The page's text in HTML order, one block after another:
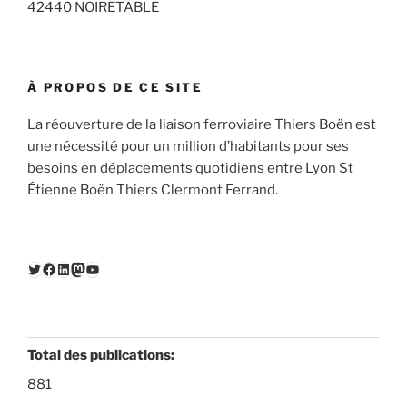
42440 NOIRETABLE
À PROPOS DE CE SITE
La réouverture de la liaison ferroviaire Thiers Boën est
une nécessité pour un million d’habitants pour ses
besoins en déplacements quotidiens entre Lyon St
Étienne Boën Thiers Clermont Ferrand.
Twitter
Facebook
LinkedIn
Mastodon
YouTube
Total des publications:
881